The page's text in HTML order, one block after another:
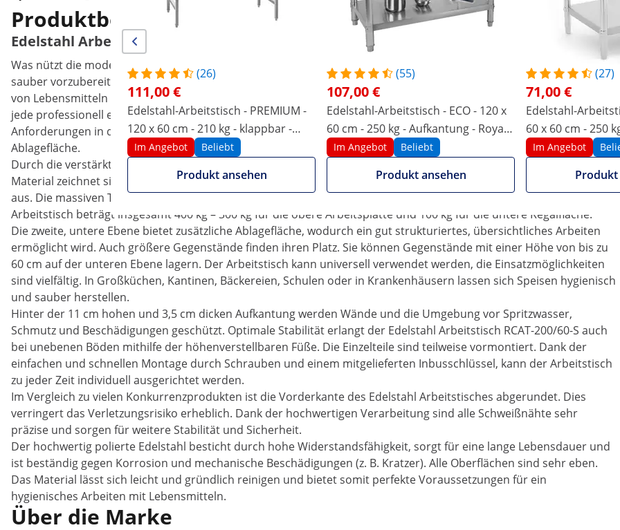
(26)
111,00 €
Edelstahl-Arbeitstisch - PREMIUM -
120 x 60 cm - 210 kg - klappbar -
Royal Catering
Im Angebot Beliebt
Produkt ansehen
(55)
107,00 €
Edelstahl-Arbeitstisch - ECO - 120 x
60 cm - 250 kg - Aufkantung - Royal
Catering
Im Angebot Beliebt
Produkt ansehen
(27)
71,00 €
Edelstahl-
60 x 60 cm - 250
Im Angebot
Produkt
Produktbeschreibung
Edelstahl Arbeitstisch - 200 x 60 cm - Aufkantung
Was nützt die modernste Technik, wenn nicht genügend Platz zur Verfügung steht, um Lebensmittel ordentlich und
sauber vorzubereiten. Edelstahlmöbel sind die Grundlage für eine hygienische Küche und die saubere Herstellung
von Lebensmitteln aller Art. Die Edelstahl-Arbeitstische für Ihren Gastronomiebedarf von Royal Catering gehören in
jede professionell eingerichtete Küche. Der Edelstahl Arbeitstisch RCAT-200/60-S wurde speziell für die hohen
Anforderungen in der Gastronomieentworfen und bietet durch sein zweistufiges Design eine zusätzliche
Ablagefläche.
Durch die verstärkte Arbeitsplatte ist der Edelstahl Arbeitstisch sehr strapazierfähig und äußerst stabil. Das
Material zeichnet sich durch Widerstandsfähigkeit gegen atmosphärische Bedingungen und chemische Substanzen
aus. Die massiven Tischbeine stabilisieren und erhöhen die maximale Tragfähigkeit. Die Tragkraft des Edelstahl
Arbeitstisch beträgt insgesamt 400 kg – 300 kg für die obere Arbeitsplatte und 100 kg für die untere Regalfläche.
Die zweite, untere Ebene bietet zusätzliche Ablagefläche, wodurch ein gut strukturiertes, übersichtliches Arbeiten
ermöglicht wird. Auch größere Gegenstände finden ihren Platz. Sie können Gegenstände mit einer Höhe von bis zu
60 cm auf der unteren Ebene lagern. Der Arbeitstisch kann universell verwendet werden, die Einsatzmöglichkeiten
sind vielfältig. In Großküchen, Kantinen, Bäckereien, Schulen oder in Krankenhäusern lassen sich Speisen hygienisch
und sauber herstellen.
Hinter der 11 cm hohen und 3,5 cm dicken Aufkantung werden Wände und die Umgebung vor Spritzwasser,
Schmutz und Beschädigungen geschützt. Optimale Stabilität erlangt der Edelstahl Arbeitstisch RCAT-200/60-S auch
bei unebenen Böden mithilfe der höhenverstellbaren Füße. Die Einzelteile sind teilweise vormontiert. Dank der
einfachen und schnellen Montage durch Schrauben und einem mitgelieferten Inbusschlüssel, kann der Arbeitstisch
zu jeder Zeit individuell ausgerichtet werden.
Im Vergleich zu vielen Konkurrenzprodukten ist die Vorderkante des Edelstahl Arbeitstisches abgerundet. Dies
verringert das Verletzungsrisiko erheblich. Dank der hochwertigen Verarbeitung sind alle Schweißnähte sehr
präzise und sorgen für weitere Stabilität und Sicherheit.
Der hochwertig polierte Edelstahl besticht durch hohe Widerstandsfähigkeit, sorgt für eine lange Lebensdauer und
ist beständig gegen Korrosion und mechanische Beschädigungen (z. B. Kratzer). Alle Oberflächen sind sehr eben.
Das Material lässt sich leicht und gründlich reinigen und bietet somit perfekte Voraussetzungen für ein
hygienisches Arbeiten mit Lebensmitteln.
Über die Marke